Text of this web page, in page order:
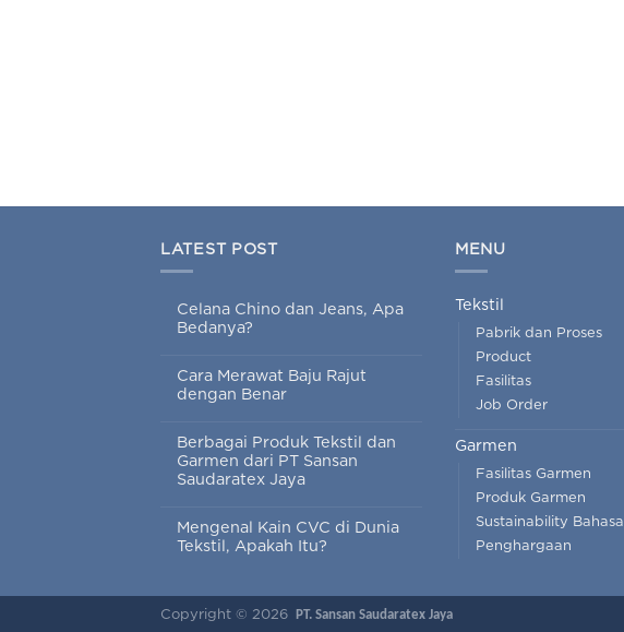
LATEST POST
Celana Chino dan Jeans, Apa
Bedanya?
Cara Merawat Baju Rajut
dengan Benar
Berbagai Produk Tekstil dan
Garmen dari PT Sansan
Saudaratex Jaya
Mengenal Kain CVC di Dunia
Tekstil, Apakah Itu?
MENU
Tekstil
Pabrik dan Proses
Product
Fasilitas
Job Order
Garmen
Fasilitas Garmen
Produk Garmen
Sustainability Bahasa
Penghargaan
Copyright © 2026 PT. Sansan Saudaratex Jaya